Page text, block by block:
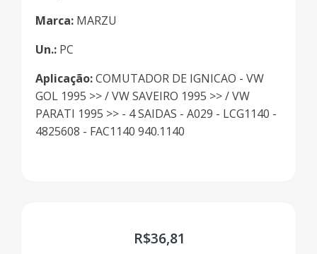
Marca: MARZU
Un.: PC
Aplicação:COMUTADOR DE IGNICAO - VW
GOL 1995 >> / VW SAVEIRO 1995 >> / VW
PARATI 1995 >> - 4 SAIDAS - A029 - LCG1140 -
4825608 - FAC1140 940.1140
R$36,81